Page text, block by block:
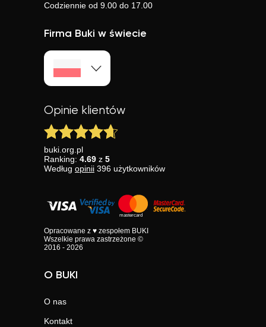
Codziennie od 9.00 do 17.00
Firma Buki w świecie
Opinie klientów
buki.org.pl
Ranking: 4.69 z 5
Według opinii 396 użytkowników
Opracowane z ♥ zespołem BUKI
Wszelkie prawa zastrzeżone ©
2016 - 2026
O BUKI
O nas
Kontakt